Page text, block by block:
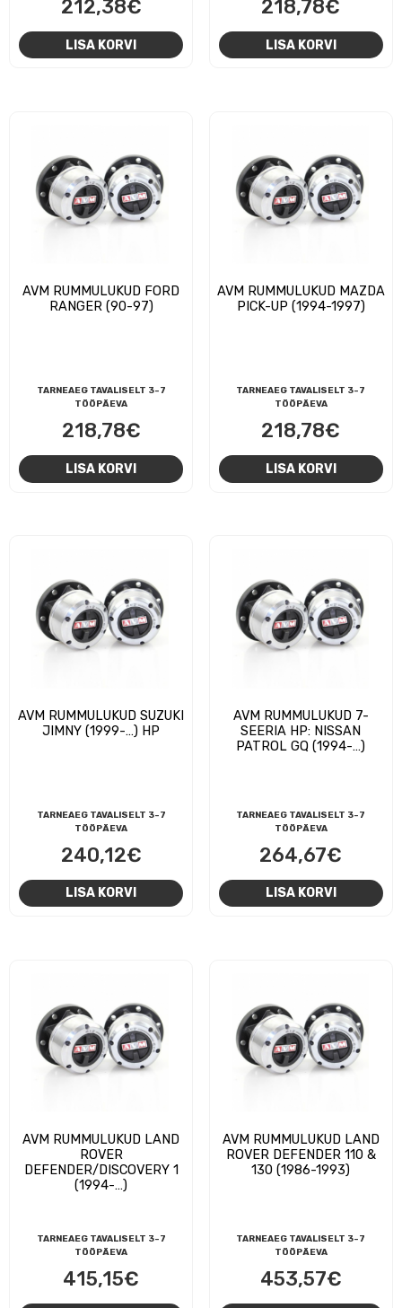
212,38€
LISA KORVI
218,78€
LISA KORVI
AVM RUMMULUKUD FORD
RANGER (90-97)
TARNEAEG TAVALISELT 3-7
TÖÖPÄEVA
218,78€
LISA KORVI
AVM RUMMULUKUD MAZDA
PICK-UP (1994-1997)
TARNEAEG TAVALISELT 3-7
TÖÖPÄEVA
218,78€
LISA KORVI
AVM RUMMULUKUD SUZUKI
JIMNY (1999-…) HP
TARNEAEG TAVALISELT 3-7
TÖÖPÄEVA
240,12€
LISA KORVI
AVM RUMMULUKUD 7-
SEERIA HP: NISSAN
PATROL GQ (1994-…)
TARNEAEG TAVALISELT 3-7
TÖÖPÄEVA
264,67€
LISA KORVI
AVM RUMMULUKUD LAND
ROVER
DEFENDER/DISCOVERY 1
(1994-…)
TARNEAEG TAVALISELT 3-7
TÖÖPÄEVA
415,15€
AVM RUMMULUKUD LAND
ROVER DEFENDER 110 &
130 (1986-1993)
TARNEAEG TAVALISELT 3-7
TÖÖPÄEVA
453,57€